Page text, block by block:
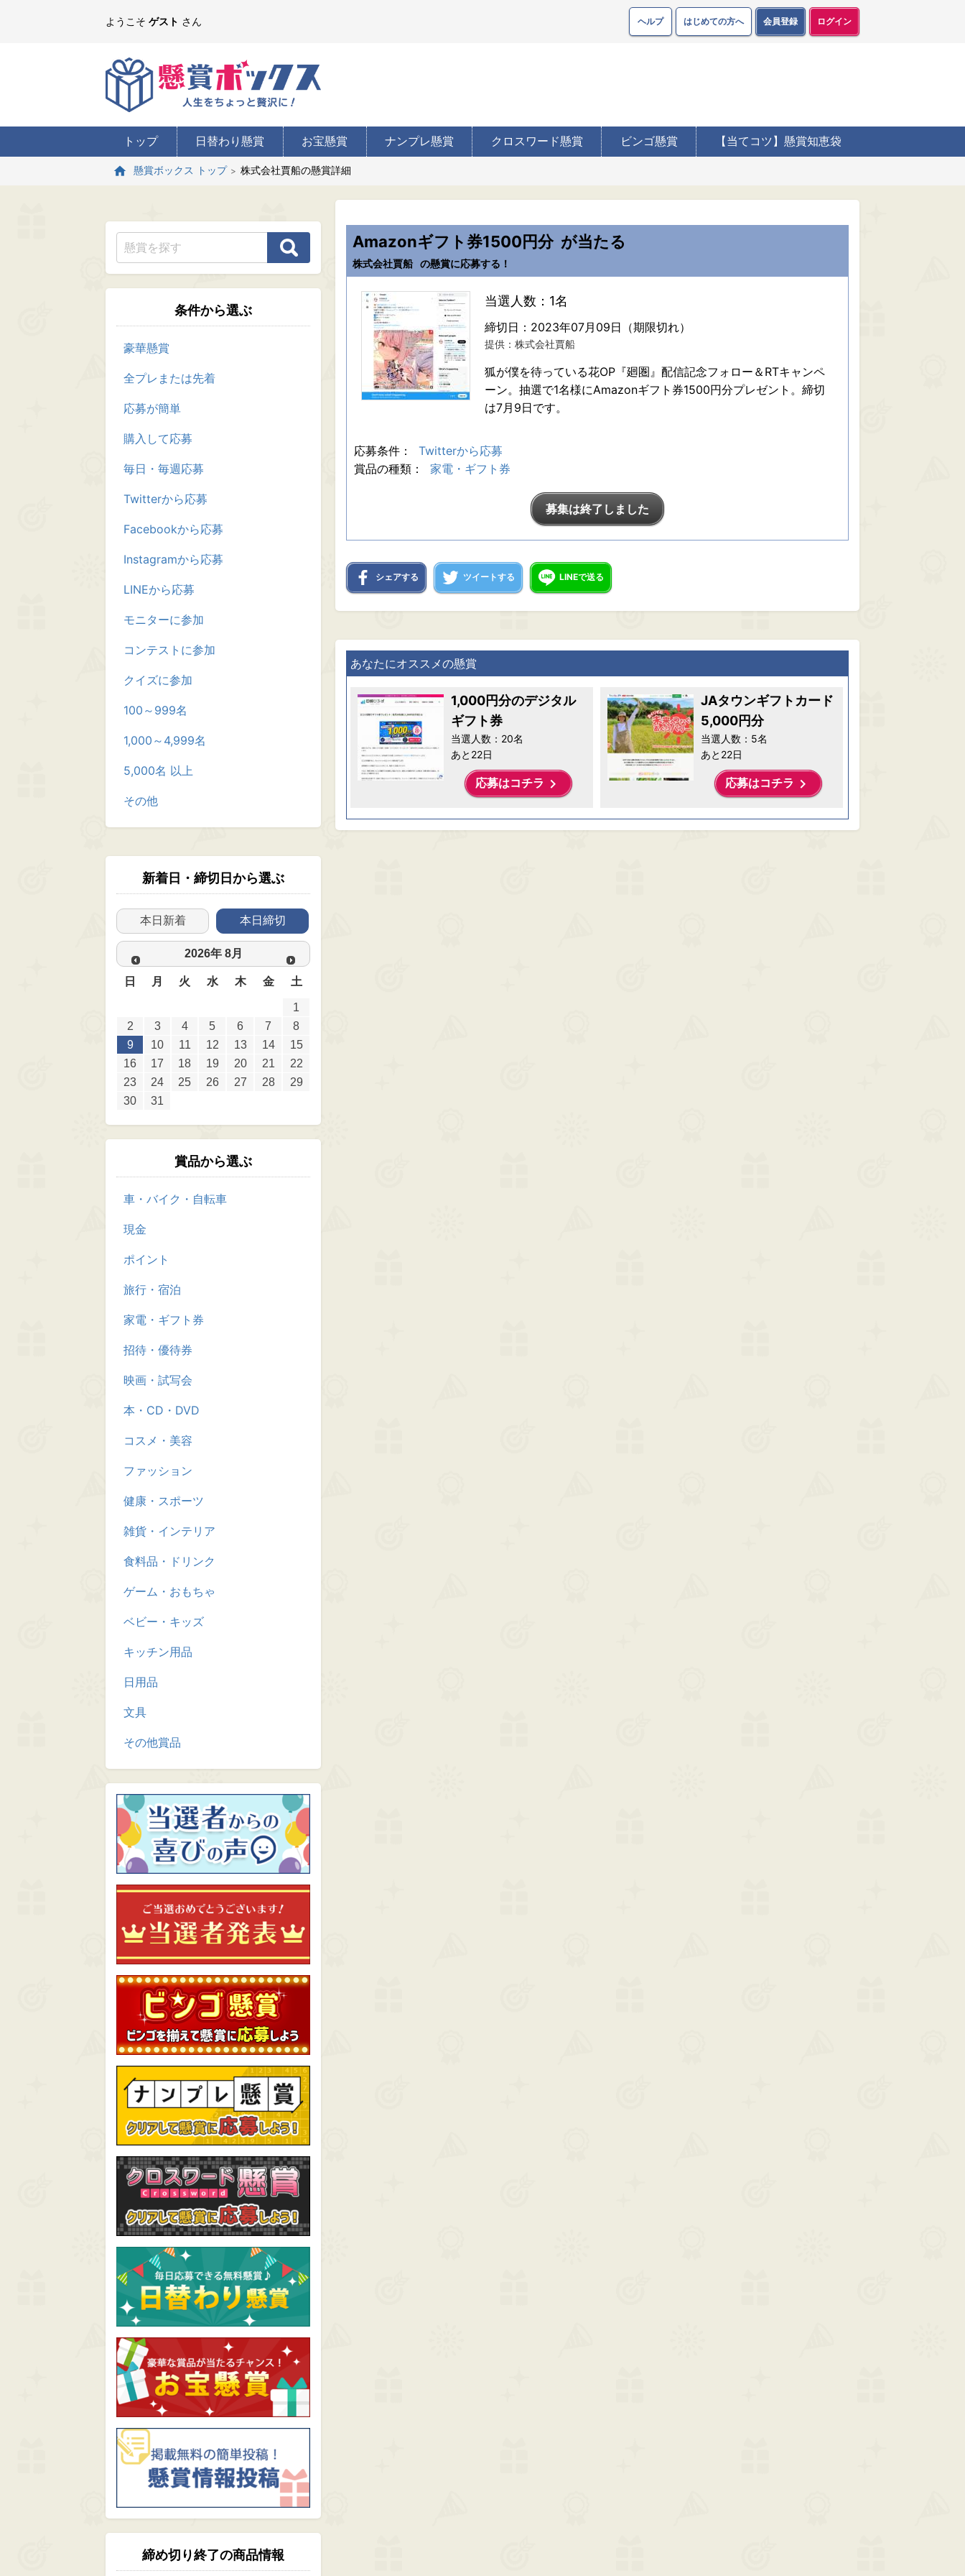
ようこそ ゲスト さん ヘルプ はじめての方へ 会員登録 ログイン
トップ 日替わり懸賞 お宝懸賞 ナンプレ懸賞 クロスワード懸賞 ビンゴ懸賞 【当てコツ】懸賞知恵袋
懸賞ボックス トップ 株式会社賈船の懸賞詳細
条件から選ぶ
豪華懸賞
全プレまたは先着
応募が簡単
購入して応募
毎日・毎週応募
Twitterから応募
Facebookから応募
Instagramから応募
LINEから応募
モニターに参加
コンテストに参加
クイズに参加
100～999名
1,000～4,999名
5,000名 以上
その他
新着日・締切日から選ぶ
本日新着 本日締切
2026年 8月
日 月 火 水 木 金 土
1
2
3 4 5 6 7
8
9
10 11 12 13 14
15
16
17 18 19 20 21
22
23
24 25 26 27 28
29
30
31
賞品から選ぶ
車・バイク・自転車
現金
ポイント
旅行・宿泊
家電・ギフト券
招待・優待券
映画・試写会
本・CD・DVD
コスメ・美容
ファッション
健康・スポーツ
雑貨・インテリア
食料品・ドリンク
ゲーム・おもちゃ
ベビー・キッズ
キッチン用品
日用品
文具
その他賞品
締め切り終了の商品情報
Amazonギフト券1500円分 が当たる
株式会社賈船 の懸賞に応募する！
当選人数：1名
締切日：2023年07月09日（期限切れ）
提供：株式会社賈船
狐が僕を待っている花OP『廻圏』配信記念フォロー＆RTキャンペ
ーン。抽選で1名様にAmazonギフト券1500円分プレゼント。締切
は7月9日です。
応募条件：
Twitterから応募
賞品の種類：
家電・ギフト券
募集は終了しました
シェアする ツイートする LINEで送る
あなたにオススメの懸賞
1,000円分のデジタル
ギフト券
当選人数：20名
あと22日
応募はコチラ keyboard_arrow_right
JAタウンギフトカード
5,000円分
当選人数：5名
あと22日
応募はコチラ keyboard_arrow_right